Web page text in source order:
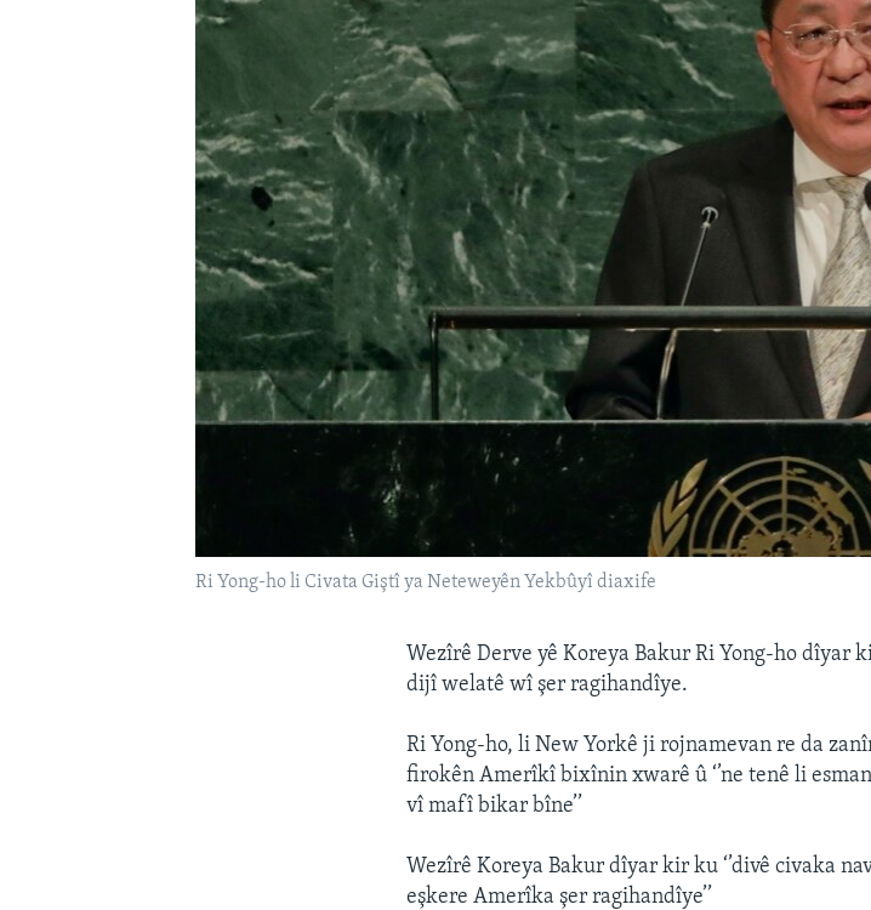
Ri Yong-ho li Civata Giştî ya Neteweyên Yekbûyî diaxife
Wezîrê Derve yê Koreya Bakur Ri Yong-ho dîyar
dijî welatê wî şer ragihandîye.
Ri Yong-ho, li New Yorkê ji rojnamevan re da
firokên Amerîkî bixînin xwarê û ‘’ne tenê li
vî mafî bikar bîne’’
Wezîrê Koreya Bakur dîyar kir ku ‘’divê civaka
eşkere Amerîka şer ragihandîye’’